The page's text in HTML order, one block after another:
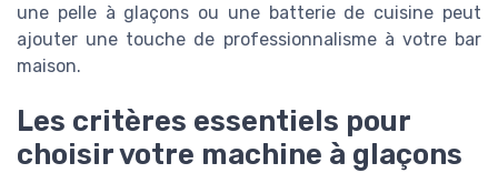
une pelle à glaçons ou une batterie de cuisine peut
ajouter une touche de professionnalisme à votre bar
maison.
Les critères essentiels pour
choisir votre machine à glaçons